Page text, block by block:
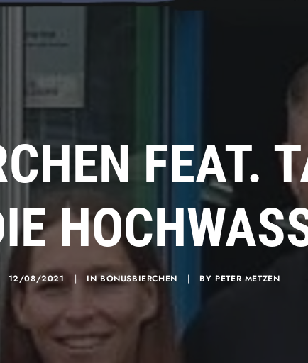
FEAT.
12/08/2021 | INBONUSBIERCHEN | BY PETER METZEN